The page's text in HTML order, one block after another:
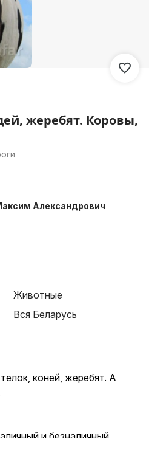
жеребят. Коровы,
Александрович
Животные
Вся Беларусь
коней, жеребят. А
и безналичный